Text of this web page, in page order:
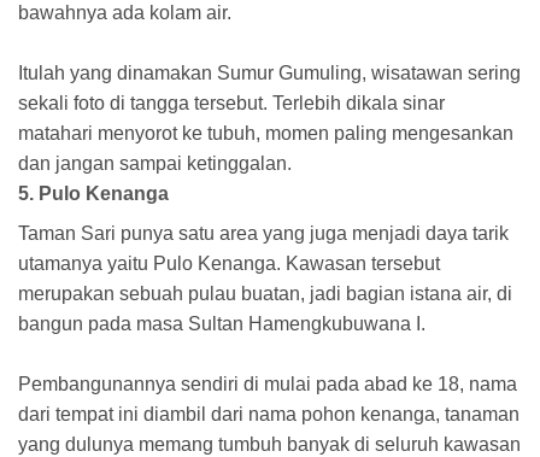
bawahnya ada kolam air.
Itulah yang dinamakan Sumur Gumuling, wisatawan sering
sekali foto di tangga tersebut. Terlebih dikala sinar
matahari menyorot ke tubuh, momen paling mengesankan
dan jangan sampai ketinggalan.
5. Pulo Kenanga
Taman Sari punya satu area yang juga menjadi daya tarik
utamanya yaitu Pulo Kenanga. Kawasan tersebut
merupakan sebuah pulau buatan, jadi bagian istana air, di
bangun pada masa Sultan Hamengkubuwana I.
Pembangunannya sendiri di mulai pada abad ke 18, nama
dari tempat ini diambil dari nama pohon kenanga, tanaman
yang dulunya memang tumbuh banyak di seluruh kawasan